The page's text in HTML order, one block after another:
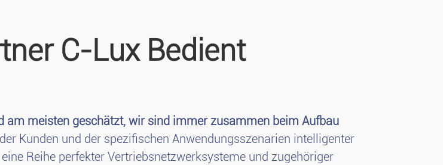
C-Lux Bedient
meisten geschätzt, wir sind immer zusammen beim Aufbau
Kunden und der spezifischen Anwendungsszenarien intelligenter
Reihe perfekter Vertriebsnetzwerksysteme und zugehöriger